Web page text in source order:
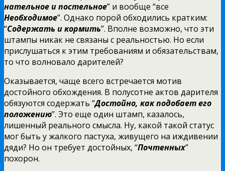
нательное и постельное” и вообще “все
Необходимое”. Однако порой обходились кратким:
“Содержать и кормить”. Вполне возможно, что эти
штампы никак не связаны с реальностью. Но если
прислушаться к этим требованиям и обязательствам,
то что волновало дарителей?
Оказывается, чаще всего встречается мотив
достойного обхождения. В полусотне актов дарителя
обязуются содержать “Достойно, как подобает его
положению”. Это еще один штамп, казалось,
лишенный реального смысла. Ну, какой такой статус
мог быть у жалкого пастуха, живущего на иждивении
дяди? Но он требует достойных, “Почтенных”
похорон.